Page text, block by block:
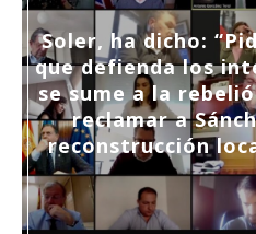
Soler, ha dicho:
que defienda los
se sume a la
reclamar a
reconstrucción